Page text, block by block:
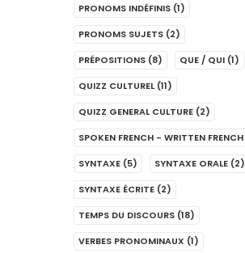
PRONOMS INDÉFINIS (1)
PRONOMS SUJETS (2)
PRÉPOSITIONS (8) QUE / QUI (1)
QUIZZ CULTUREL (11)
QUIZZ GENERAL CULTURE (2)
SPOKEN FRENCH - WRITTEN FRENCH
SYNTAXE (5) SYNTAXE ORALE (2)
SYNTAXE ÉCRITE (2)
TEMPS DU DISCOURS (18)
VERBES PRONOMINAUX (1)